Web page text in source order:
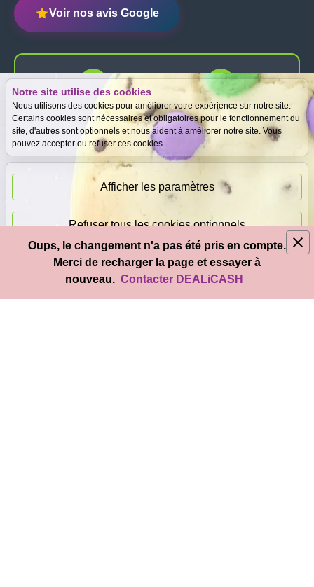
Notre site utilise des cookies
Nous utilisons des cookies pour améliorer votre expérience sur notre site.
Certains cookies sont nécessaires et obligatoires pour le fonctionnement du
site, d'autres sont optionnels et nous aident à améliorer notre site. Vous
pouvez accepter ou refuser ces cookies.
Afficher les paramètres
Refuser tous les cookies optionnels
Accepter tous les cookies
Voir nos avis Google
Expertise
gratuite
Meilleurs prix
garantis
Paiement
immédiat
© 2026 DEALiCASH- Tous droits réservés
Oups, le changement n'a pas été pris en compte.
Merci de recharger la page et essayer à
nouveau. Contacter DEALiCASH